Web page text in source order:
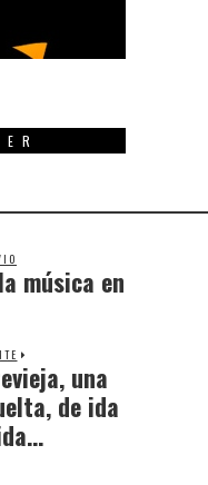
música en
una
de ida